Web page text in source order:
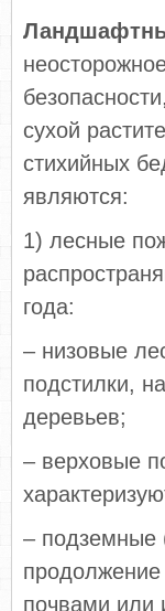
сухой
стихийных
являются:
1) лесные
года:
– низовые
подстилки,
деревьев;
– верховые
– подземные
почвами или